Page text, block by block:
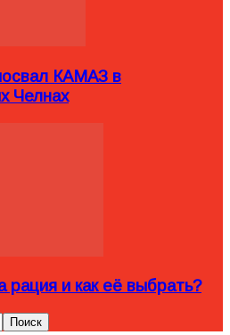
КАМАЗ в
Челнах
рация и как её выбрать?